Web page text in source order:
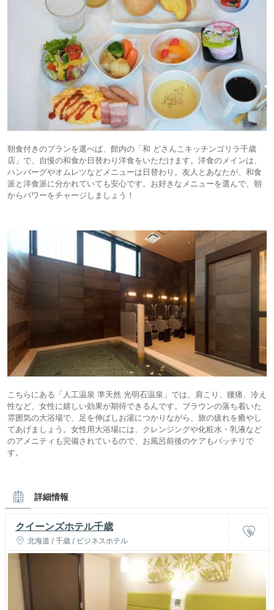
朝食付きのプランを選べば、館内の「和 どさんこキッチンゴリラ千歳
店」で、自慢の和食か日替わり洋食をいただけます。洋食のメインは、
ハンバーグやオムレツなどメニューは日替わり。友人とあなたが、和食
派と洋食派に分かれていても安心です。お好きなメニューを選んで、朝
からパワーをチャージしましょう！
こちらにある「人工温泉 準天然 光明石温泉」では、肩こり、腰痛、冷え
性など、女性に嬉しい効果が期待できるんです。ブラウンの落ち着いた
雰囲気の大浴場で、足を伸ばしお湯につかりながら、旅の疲れを癒やし
てあげましょう。女性用大浴場には、クレンジングや化粧水・乳液など
のアメニティも完備されているので、お風呂前後のケアもバッチリで
す。
詳細情報
クイーンズホテル千歳
北海道 / 千歳 / ビジネスホテル